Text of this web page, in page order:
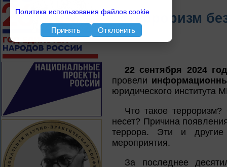
«Терроризм
22 сентября 2024
провели
юридического института
Что такое
несет? Причина
террора. Эти и
мероприятия.
За последнее
Политика использования файлов cookie
Принять Отклонить